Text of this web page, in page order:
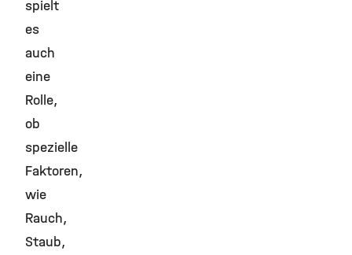
spielt
es
auch
eine
Rolle,
ob
spezielle
Faktoren,
wie
Rauch,
Staub,